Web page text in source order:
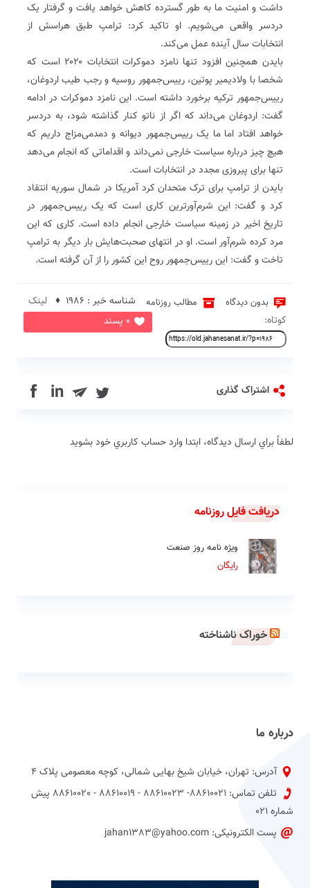
داشت و امنیت ما به طور گسترده کاهش خواهد یافت و گرفتار یک
دردسر واقعی می‌شویم. او تاکید کرد: ترامپ طبق هراسش از
انتخابات سال آینده عمل می‌کند.
بایدن همچنین افزود تنها نامزد دموکرات انتخابات ۲۰۲۰ است که
شخصا با ولادیمیر پوتین، رییس‌جمهور روسیه و رجب طیب اردوغان،
رییس‌جمهور ترکیه برخورد داشته است. این نامزد دموکرات در ادامه
گفت: اردوغان می‌داند که اگر از ناتو کنار گذاشته شود، به دردسر
خواهد افتاد اما ما یک رییس‌جمهور دیوانه و دمدمی‌مزاج داریم که
هیچ چیز درباره سیاست خارجی نمی‌داند و اقداماتی که انجام می‌دهد
تنها برای پیروزی مجدد در انتخابات است.
بایدن از ترامپ برای ترک متحدان کرد آمریکا در شمال سوریه انتقاد
کرد و گفت: این شرم‌آورترین کاری است که یک رییس‌جمهور در
تاریخ اخیر در زمینه سیاست خارجی انجام داده است. کاری که این
مرد کرده شرم‌آور است. او در انتهای صحبت‌هایش بار دیگر به ترامپ
تاخت و گفت: این رییس‌جمهور روح این کشور را از آن گرفته است.
بدون دیدگاه مطالب روزنامه
0 پسند
شناسه خبر : 1986 ♦
لینک
کوتاه:
اشتراک گذاری in
لطفاً براي ارسال دیدگاه، ابتدا وارد حساب كاربري خود بشويد
دریافت فایل روزنامه
ویژه نامه روز صنعت
رایگان
خوراک ناشناخته
درباره ما
آدرس: تهران، خیابان شیخ بهایی شمالی، کوچه معصومی پلاک 4
تلفن تماس: 88610021- 88610023 - 88610019 - 88610020 پیش
شماره 021
پست الکترونیکی: jahan1383@yahoo.com